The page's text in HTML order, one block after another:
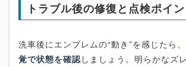
トラブル後の修復と点検ポイン
洗車後にエンブレムの“動き”を感じたら、
覚で状態を確認しましょう。明らかなズ